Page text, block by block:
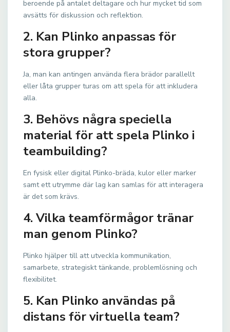
beroende på antalet deltagare och hur mycket tid som
avsätts för diskussion och reflektion.
2. Kan Plinko anpassas för
stora grupper?
Ja, man kan antingen använda flera brädor parallellt
eller låta grupper turas om att spela för att inkludera
alla.
3. Behövs några speciella
material för att spela Plinko i
teambuilding?
En fysisk eller digital Plinko-bräda, kulor eller marker
samt ett utrymme där lag kan samlas för att interagera
är det som krävs.
4. Vilka teamförmågor tränar
man genom Plinko?
Plinko hjälper till att utveckla kommunikation,
samarbete, strategiskt tänkande, problemlösning och
flexibilitet.
5. Kan Plinko användas på
distans för virtuella team?